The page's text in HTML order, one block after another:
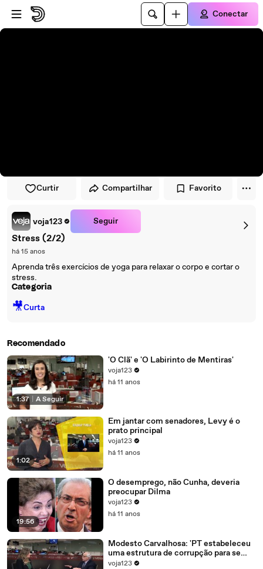
Pular para o player
Ir para o conteúdo principal
Conectar
Curtir Compartilhar Favorito
voja123 Seguir
Stress (2/2)
há 15 anos
Aprenda três exercícios de yoga para relaxar o corpo e cortar o
stress.
Categoria
🎥Curta
Recomendado
1:37 A Seguir
'O Clã' e 'O Labirinto de Mentiras'
voja123
há 11 anos
1:02
Em jantar com senadores, Levy é o
prato principal
voja123
há 11 anos
19:56
O desemprego, não Cunha, deveria
preocupar Dilma
voja123
há 11 anos
Modesto Carvalhosa: 'PT estabeleceu
uma estrutura de corrupção para se
manter no poder'
voja123